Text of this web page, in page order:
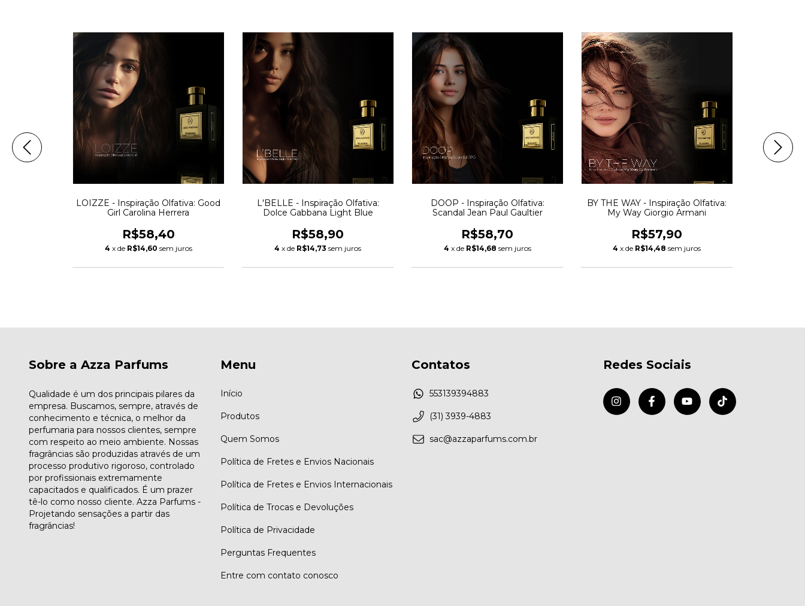
LOIZZE - Inspiração Olfativa: Good
Girl Carolina Herrera
R$58,40
4 x de R$14,60 sem juros
L'BELLE - Inspiração Olfativa:
Dolce Gabbana Light Blue
R$58,90
4 x de R$14,73 sem juros
DOOP - Inspiração Olfativa:
Scandal Jean Paul Gaultier
R$58,70
4 x de R$14,68 sem juros
BY THE WAY - Inspiração Olfativa:
My Way Giorgio Armani
R$57,90
4 x de R$14,48 sem juros
Sobre a Azza Parfums
Qualidade é um dos principais pilares da
empresa. Buscamos, sempre, através de
conhecimento e técnica, o melhor da
perfumaria para nossos clientes, sempre
com respeito ao meio ambiente. Nossas
fragrâncias são produzidas através de um
processo produtivo rigoroso, controlado
por profissionais extremamente
capacitados e qualificados. É um prazer
tê-lo como nosso cliente. Azza Parfums -
Projetando sensações a partir das
fragrâncias!
Menu
Início
Produtos
Quem Somos
Política de Fretes e Envios Nacionais
Política de Fretes e Envios Internacionais
Política de Trocas e Devoluções
Política de Privacidade
Perguntas Frequentes
Entre com contato conosco
Contatos
553139394883
(31) 3939-4883
sac@azzaparfums.com.br
Redes Sociais